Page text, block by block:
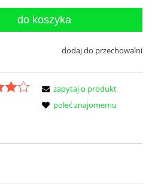
do koszyka
dodaj do przechowalni
zapytaj o produkt
poleć znajomemu